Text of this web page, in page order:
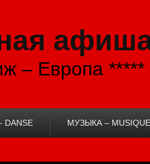
– Европа *****
МУЗЫКА – MUSIQUE